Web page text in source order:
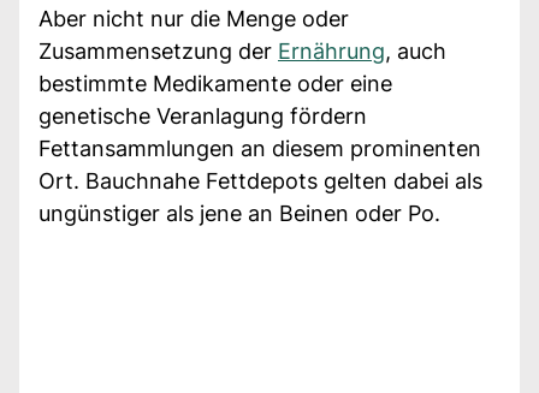
Aber nicht nur die Menge oder
Zusammensetzung der Ernährung, auch
bestimmte Medikamente oder eine
genetische Veranlagung fördern
Fettansammlungen an diesem prominenten
Ort. Bauchnahe Fettdepots gelten dabei als
ungünstiger als jene an Beinen oder Po.